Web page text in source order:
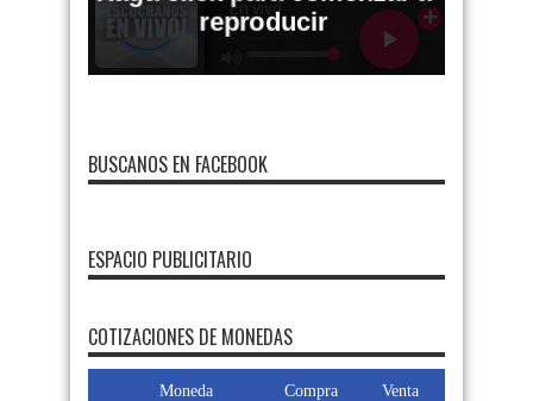
BUSCANOS EN FACEBOOK
ESPACIO PUBLICITARIO
FMDOS
COTIZACIONES DE MONEDAS
Moneda Compra Venta